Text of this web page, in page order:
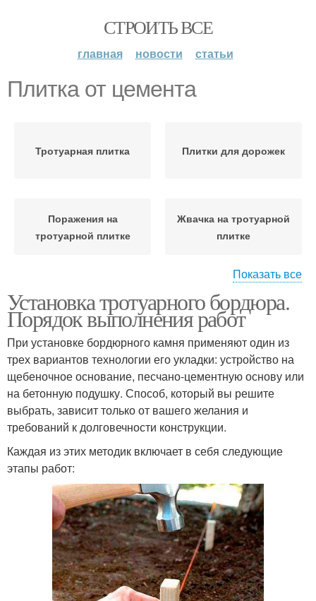
СТРОИТЬ ВСЕ
главная новости статьи
Плитка от цемента
Тротуарная плитка Плитки для дорожек
Поражения на
тротуарной плитке
Жвачка на тротуарной
плитке
тротуарную плитку
Показать все
Установка тротуарного бордюра.
Порядок выполнения работ
При установке бордюрного камня применяют один из
трех вариантов технологии его укладки: устройство на
щебеночное основание, песчано-цементную основу или
на бетонную подушку. Способ, который вы решите
выбрать, зависит только от вашего желания и
требований к долговечности конструкции.
Каждая из этих методик включает в себя следующие
этапы работ: